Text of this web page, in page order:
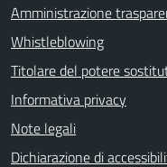
Amministrazione
Whistleblowing
Titolare del potere
Informativa privacy
Note legali
Dichiarazione di